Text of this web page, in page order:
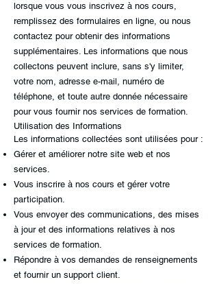
lorsque vous vous inscrivez à nos cours,
remplissez des formulaires en ligne, ou nous
contactez pour obtenir des informations
supplémentaires. Les informations que nous
collectons peuvent inclure, sans s'y limiter,
votre nom, adresse e-mail, numéro de
téléphone, et toute autre donnée nécessaire
pour vous fournir nos services de formation.
Utilisation des Informations
Les informations collectées sont utilisées pour :
Gérer et améliorer notre site web et nos
services.
Vous inscrire à nos cours et gérer votre
participation.
Vous envoyer des communications, des mises
à jour et des informations relatives à nos
services de formation.
Répondre à vos demandes de renseignements
et fournir un support client.